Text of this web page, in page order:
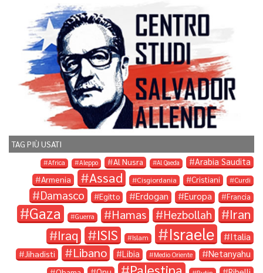
TAG PIÙ USATI
Africa Aleppo Al Nusra Al Qaeda Arabia Saudita
Armenia Assad Cisgiordania Cristiani Curdi
Damasco Egitto Erdogan Europa Francia
Gaza Guerra Hamas Hezbollah Iran
Iraq ISIS Islam Israele Italia
Jihadisti Libano Libia Medio Oriente Netanyahu